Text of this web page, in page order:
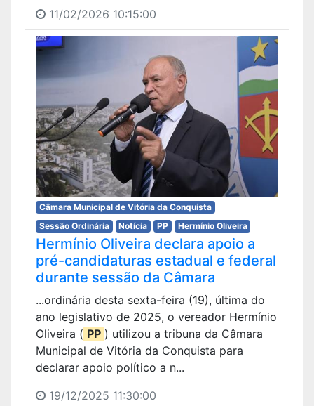
11/02/2026 10:15:00
Câmara Municipal de Vitória da Conquista
Sessão Ordinária
Notícia PP Hermínio Oliveira
Hermínio Oliveira declara apoio a
pré-candidaturas estadual e federal
durante sessão da Câmara
...ordinária desta sexta-feira (19), última do
ano legislativo de 2025, o vereador Hermínio
Oliveira ( PP ) utilizou a tribuna da Câmara
Municipal de Vitória da Conquista para
declarar apoio político a n...
19/12/2025 11:30:00